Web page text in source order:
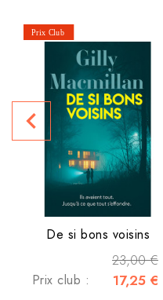
De si bons voisins
23,00 €
Prix club : 17,25 €
navigate_before